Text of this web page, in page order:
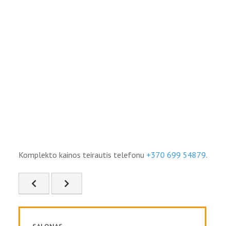
Komplekto kainos teirautis telefonu +370 699 54879.
Ankstesnis straipsnis: FD-34
Kitas straipsnis: FD-36